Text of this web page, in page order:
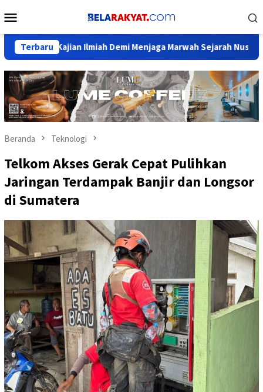
ke
Mobile
Terbaru
Demi Menjaga Marwah Sejarah Nusantara Ketua
Beranda Teknologi
Telkom Akses Gerak Cepat Pulihkan
Jaringan Terdampak Banjir dan Longsor
di Sumatera